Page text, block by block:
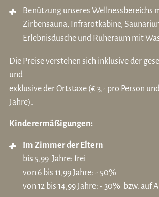
Benützung unseres Wellnessbereichs
Zirbensauna, Infrarotkabine,
Erlebnisdusche und Ruheraum mit
Die Preise verstehen sich inklusive der
und
exklusive der Ortstaxe (€ 3,- pro Person
Jahre).
Kinderermäßigungen:
Im Zimmer der Eltern
bis 5,99 Jahre: frei
von 6 bis 11,99 Jahre: - 50%
von 12 bis 14,99 Jahre: - 30% bzw. auf